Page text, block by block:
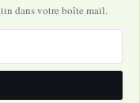
dans votre boîte mail.